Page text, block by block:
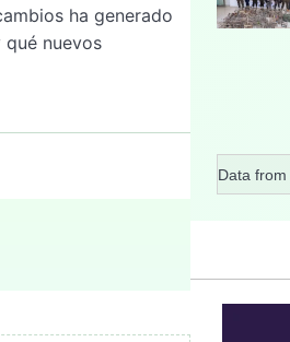
ha generado
nuevos
Data from